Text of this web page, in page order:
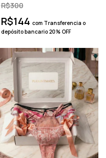
R$300
R$144 com Transferencia o
depósito bancario 20% OFF